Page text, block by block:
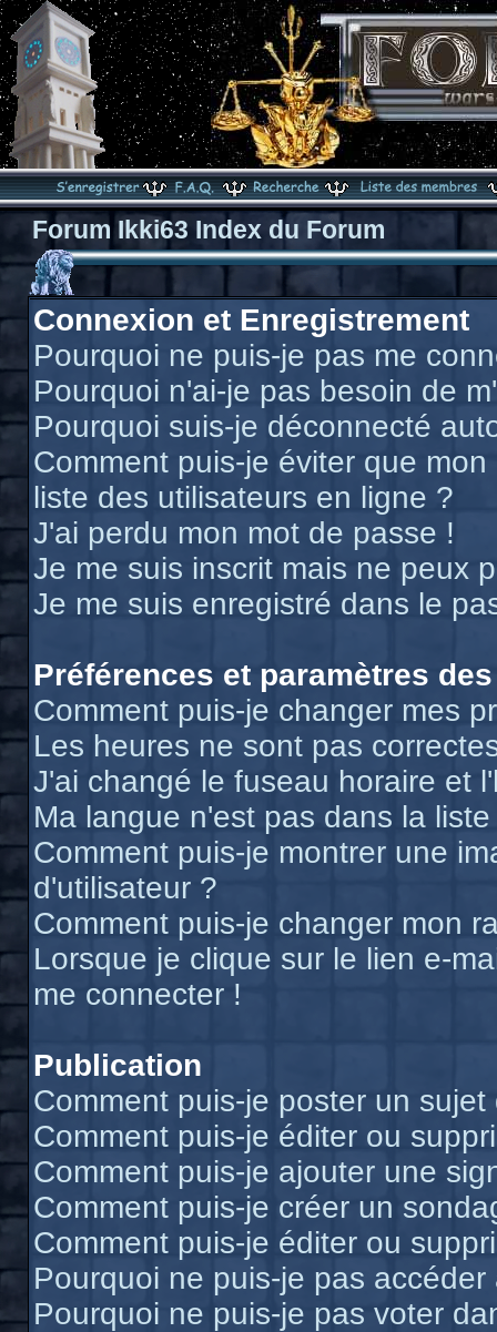
Forum Ikki63 Index du Forum
Connexion et Enregistrement
Pourquoi ne puis-je pas me
Pourquoi n'ai-je pas besoin de
Pourquoi suis-je déconnecté
Comment puis-je éviter que
liste des utilisateurs en ligne ?
J'ai perdu mon mot de passe !
Je me suis inscrit mais ne peux
Je me suis enregistré dans le
Préférences et paramètres
Comment puis-je changer mes
Les heures ne sont pas
J'ai changé le fuseau horaire et
Ma langue n'est pas dans la liste
Comment puis-je montrer une
d'utilisateur ?
Comment puis-je changer mon
Lorsque je clique sur le lien e-
me connecter !
Publication
Comment puis-je poster un
Comment puis-je éditer ou
Comment puis-je ajouter une
Comment puis-je créer un
Comment puis-je éditer ou
Pourquoi ne puis-je pas accéder
Pourquoi ne puis-je pas voter